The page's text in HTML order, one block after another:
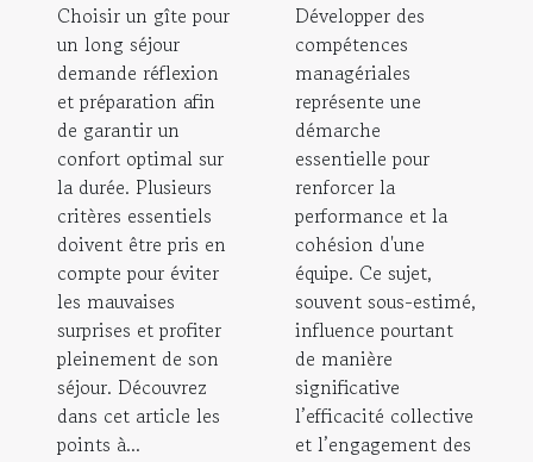
Choisir un gîte pour
un long séjour
demande réflexion
et préparation afin
de garantir un
confort optimal sur
la durée. Plusieurs
critères essentiels
doivent être pris en
compte pour éviter
les mauvaises
surprises et profiter
pleinement de son
séjour. Découvrez
dans cet article les
points à...
Développer des
compétences
managériales
représente une
démarche
essentielle pour
renforcer la
performance et la
cohésion d'une
équipe. Ce sujet,
souvent sous-estimé,
influence pourtant
de manière
significative
l’efficacité collective
et l’engagement des